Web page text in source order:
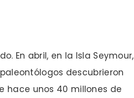
En abril, en la Isla Seymour,
descubrieron
hace unos 40 millones de